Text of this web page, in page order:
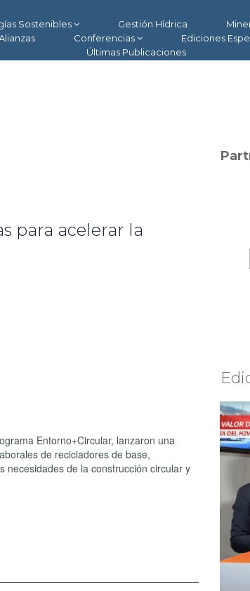
Sostenibles Gestión Hídrica
Conferencias Ediciones
Últimas Publicaciones
para acelerar la
Entorno+Circular, lanzaron una
de recicladores de base,
necesidades de la construcción circular y